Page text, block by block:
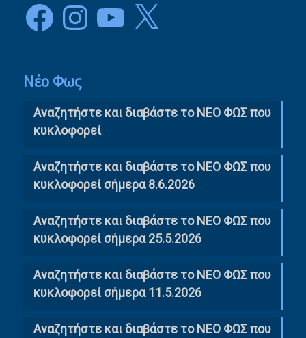
FacebookInstagramYouTube
X
Νέο Φως
Αναζητήστε και διαβάστε το NΕΟ ΦΩΣ που
κυκλοφορεί
Αναζητήστε και διαβάστε το ΝΕΟ ΦΩΣ που
κυκλοφορεί σήμερα 8.6.2026
Αναζητήστε και διαβάστε το ΝΕΟ ΦΩΣ που
κυκλοφορεί σήμερα 25.5.2026
Αναζητήστε και διαβάστε το ΝΕΟ ΦΩΣ που
κυκλοφορεί σήμερα 11.5.2026
Αναζητήστε και διαβάστε το ΝΕΟ ΦΩΣ που